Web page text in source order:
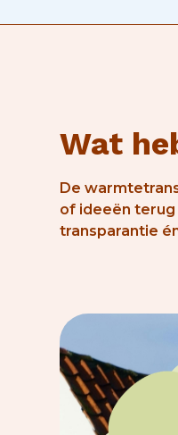
Wat
De
of ideeën terug
transparantie